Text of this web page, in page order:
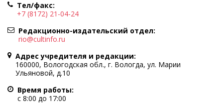
Учредитель КУ ВО «Информационно-аналитический центр
культуры»
Адрес учредителя и редакции: 160000, Вологодская обл., г.
Вологда, ул. Марии Ульяновой, д.10
Главный редактор — Легчанова Елена Григорьевна
Политика в отношении обработки персональных данных
При полном или частичном использовании информации
портала гиперссылка на cultinfo.ru обязательна.
Редакция не несет ответственности за достоверность
Тел/факс:
+7 (8172) 21-04-24
Редакционно-издательский отдел:
rio@cultinfo.ru
Адрес учредителя и редакции:
160000, Вологодская обл., г. Вологда, ул. Марии
Ульяновой, д.10
Время работы:
с 8:00 до 17:00